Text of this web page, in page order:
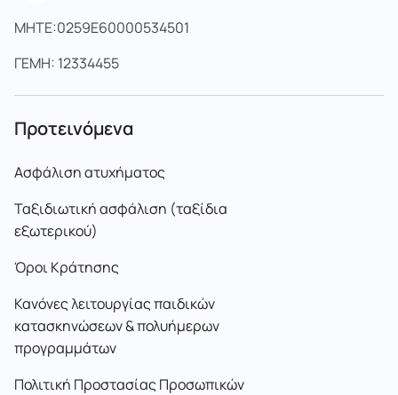
MHTE:0259E60000534501
ΓΕΜΗ: 12334455
Προτεινόμενα
Ασφάλιση ατυχήματος
Ταξιδιωτική ασφάλιση (ταξίδια
εξωτερικού)
Όροι Κράτησης
Κανόνες λειτουργίας παιδικών
κατασκηνώσεων & πολυήμερων
προγραμμάτων
Πολιτική Προστασίας Προσωπικών